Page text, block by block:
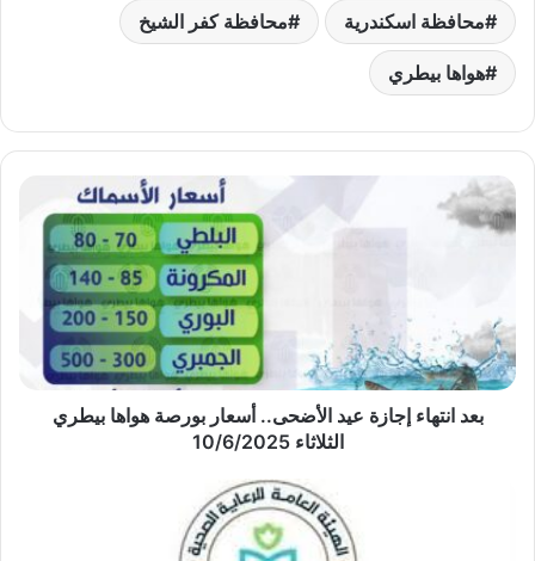
محافظة اسكندرية محافظة كفر الشيخ
هواها بيطري
بعد
انتهاء
إجازة
بورصة
هواها
بيطري
الثلاثاءبعد انتهاء إجازة عيد الأضحى.. أسعار بورصة هواها بيطري
الثلاثاء 10/6/2025